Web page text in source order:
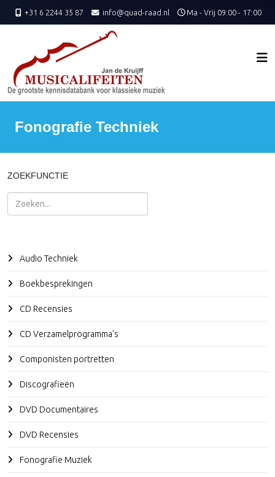
+31 6 2244 35 87 info@quad-raad.nl Ma - Vrij 09:00 - 17:00
Fonografie Techniek
ZOEKFUNCTIE
Zoeken
Audio Techniek
Boekbesprekingen
CD Recensies
CD Verzamelprogramma's
Componisten portretten
Discografieën
DVD Documentaires
DVD Recensies
Fonografie Muziek